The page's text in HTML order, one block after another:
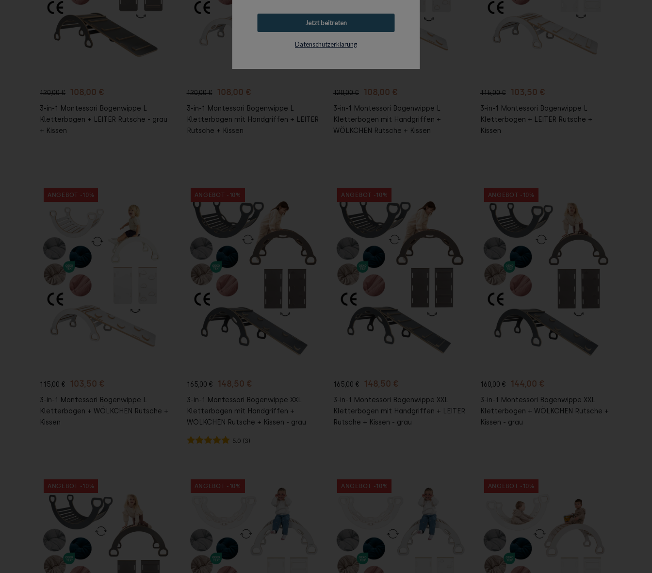
120,00 € 108,00 €
3-in-1 Montessori Bogenwippe L
Kletterbogen + LEITER Rutsche - grau
+ Kissen
120,00 € 108,00 €
3-in-1 Montessori Bogenwippe L
Kletterbogen mit Handgriffen + LEITER
Rutsche + Kissen
120,00 € 108,00 €
3-in-1 Montessori Bogenwippe L
Kletterbogen mit Handgriffen +
WÖLKCHEN Rutsche + Kissen
115,00 € 103,50 €
3-in-1 Montessori Bogenwippe L
Kletterbogen + LEITER Rutsche +
Kissen
115,00 € 103,50 €
3-in-1 Montessori Bogenwippe L
Kletterbogen + WÖLKCHEN Rutsche +
Kissen
ANGEBOT -10%
165,00 € 148,50 €
3-in-1 Montessori Bogenwippe XXL
Kletterbogen mit Handgriffen +
WÖLKCHEN Rutsche + Kissen - grau
5.0 (3)
ANGEBOT -10%
165,00 € 148,50 €
3-in-1 Montessori Bogenwippe XXL
Kletterbogen mit Handgriffen + LEITER
Rutsche + Kissen - grau
ANGEBOT -10%
160,00 € 144,00 €
3-in-1 Montessori Bogenwippe XXL
Kletterbogen + WÖLKCHEN Rutsche +
Kissen - grau
ANGEBOT -10%
ANGEBOT -10% ANGEBOT -10% ANGEBOT -10% ANGEBOT -10%
Jetzt beitreten
Datenschutzerklärung